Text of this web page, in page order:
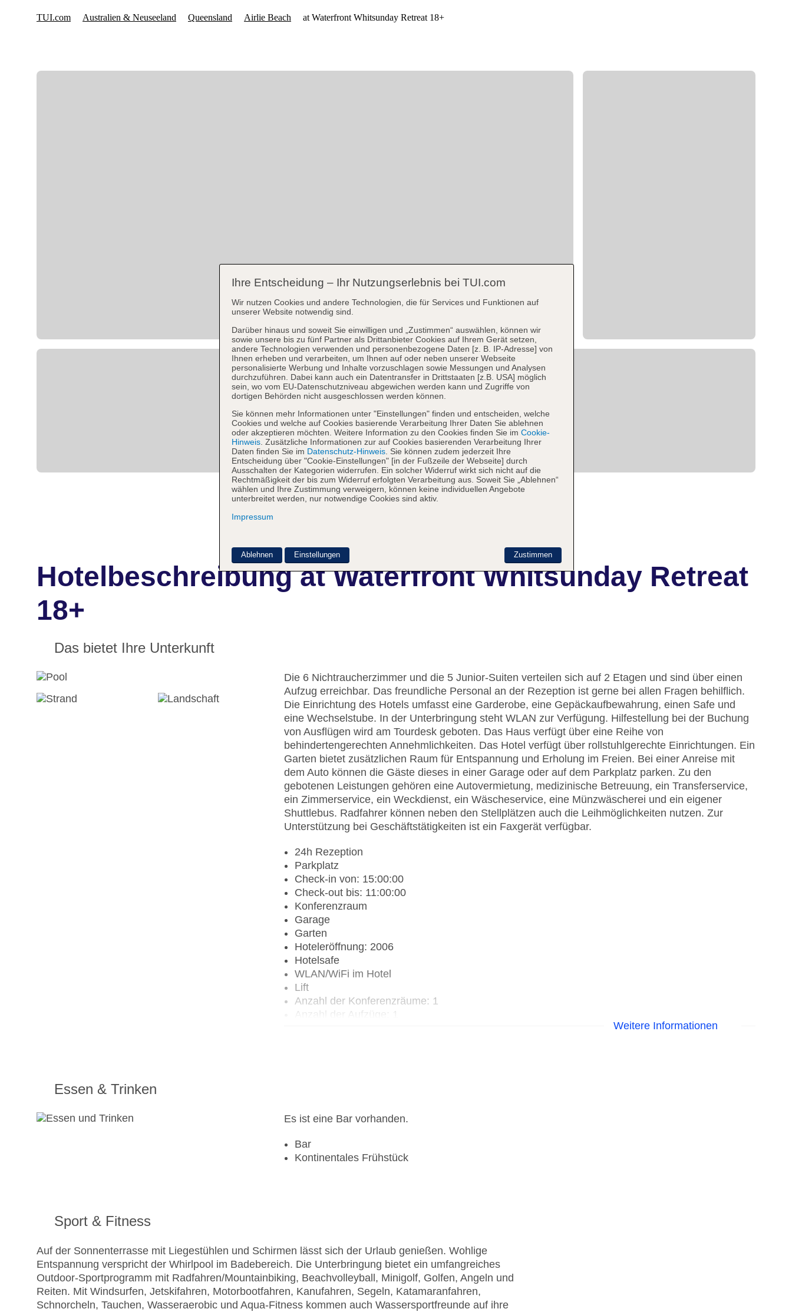
Hotelbeschreibung at Waterfront Whitsunday Retreat
18+
Das bietet Ihre Unterkunft
Die 6 Nichtraucherzimmer und die 5 Junior-Suiten verteilen sich auf 2 Etagen und sind über einen
Aufzug erreichbar. Das freundliche Personal an der Rezeption ist gerne bei allen Fragen behilflich.
Die Einrichtung des Hotels umfasst eine Garderobe, eine Gepäckaufbewahrung, einen Safe und
eine Wechselstube. In der Unterbringung steht WLAN zur Verfügung. Hilfestellung bei der Buchung
von Ausflügen wird am Tourdesk geboten. Das Haus verfügt über eine Reihe von
behindertengerechten Annehmlichkeiten. Das Hotel verfügt über rollstuhlgerechte Einrichtungen. Ein
Garten bietet zusätzlichen Raum für Entspannung und Erholung im Freien. Bei einer Anreise mit
dem Auto können die Gäste dieses in einer Garage oder auf dem Parkplatz parken. Zu den
gebotenen Leistungen gehören eine Autovermietung, medizinische Betreuung, ein Transferservice,
ein Zimmerservice, ein Weckdienst, ein Wäscheservice, eine Münzwäscherei und ein eigener
Shuttlebus. Radfahrer können neben den Stellplätzen auch die Leihmöglichkeiten nutzen. Zur
Unterstützung bei Geschäftstätigkeiten ist ein Faxgerät verfügbar.
24h Rezeption
Parkplatz
Check-in von: 15:00:00
Check-out bis: 11:00:00
Konferenzraum
Garage
Garten
Hoteleröffnung: 2006
Hotelsafe
WLAN/WiFi im Hotel
Lift
Anzahl der Konferenzräume: 1
Anzahl der Aufzüge: 1
Weitere Informationen
Essen & Trinken
Es ist eine Bar vorhanden.
Bar
Kontinentales Frühstück
Sport & Fitness
Auf der Sonnenterrasse mit Liegestühlen und Schirmen lässt sich der Urlaub genießen. Wohlige
Entspannung verspricht der Whirlpool im Badebereich. Die Unterbringung bietet ein umfangreiches
Outdoor-Sportprogramm mit Radfahren/Mountainbiking, Beachvolleyball, Minigolf, Golfen, Angeln und
Reiten. Mit Windsurfen, Jetskifahren, Motorbootfahren, Kanufahren, Segeln, Katamaranfahren,
Schnorcheln, Tauchen, Wasseraerobic und Aqua-Fitness kommen auch Wassersportfreunde auf ihre
Ihre Entscheidung – Ihr Nutzungserlebnis bei TUI.com
Wir nutzen Cookies und andere Technologien, die für Services und Funktionen auf
unserer Website notwendig sind.
Darüber hinaus und soweit Sie einwilligen und „Zustimmen“ auswählen, können wir
sowie unsere bis zu fünf Partner als Drittanbieter Cookies auf Ihrem Gerät setzen,
andere Technologien verwenden und personenbezogene Daten [z. B. IP-Adresse] von
Ihnen erheben und verarbeiten, um Ihnen auf oder neben unserer Webseite
personalisierte Werbung und Inhalte vorzuschlagen sowie Messungen und Analysen
durchzuführen. Dabei kann auch ein Datentransfer in Drittstaaten [z.B. USA] möglich
sein, wo vom EU-Datenschutzniveau abgewichen werden kann und Zugriffe von
dortigen Behörden nicht ausgeschlossen werden können.
Sie können mehr Informationen unter "Einstellungen" finden und entscheiden, welche
Cookies und welche auf Cookies basierende Verarbeitung Ihrer Daten Sie ablehnen
oder akzeptieren möchten. Weitere Information zu den Cookies finden Sie im Cookie-
Hinweis . Zusätzliche Informationen zur auf Cookies basierenden Verarbeitung Ihrer
Daten finden Sie im Datenschutz-Hinweis . Sie können zudem jederzeit Ihre
Entscheidung über "Cookie-Einstellungen" [in der Fußzeile der Webseite] durch
Ausschalten der Kategorien widerrufen. Ein solcher Widerruf wirkt sich nicht auf die
Rechtmäßigkeit der bis zum Widerruf erfolgten Verarbeitung aus. Soweit Sie „Ablehnen“
wählen und Ihre Zustimmung verweigern, können keine individuellen Angebote
unterbreitet werden, nur notwendige Cookies sind aktiv.
Impressum
Zustimmen
Ablehnen Einstellungen